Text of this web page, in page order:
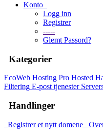
Konto
Logg inn
Registrer
-----
Glemt Passord?
Kategorier
EcoWeb Hosting Pro Hosted
Filtering E-post tjenester
Handlinger
Registrer et nytt domene